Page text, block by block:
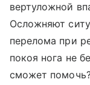
вертуложной
Осложняют
перелома при
покоя нога не
сможет